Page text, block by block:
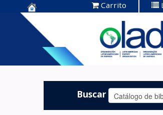
Centro de
Documentación
OLADE -
Carrito
Buscar